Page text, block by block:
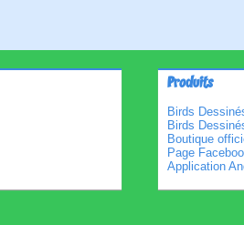
Produits
Birds
Birds
Boutique
Page
Application